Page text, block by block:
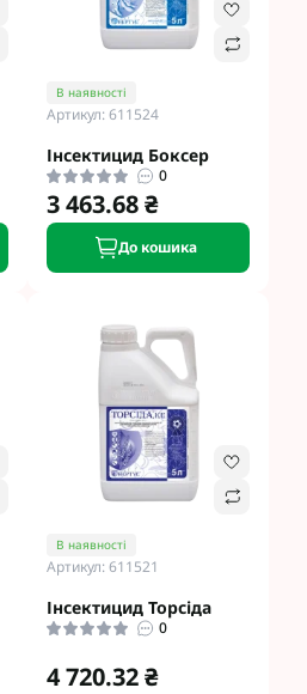
В наявності
Артикул: 611524
Інсектицид Боксер
0
3 463.68 ₴
До кошика
В наявності
Артикул: 611521
Інсектицид Торсіда
0
4 720.32 ₴